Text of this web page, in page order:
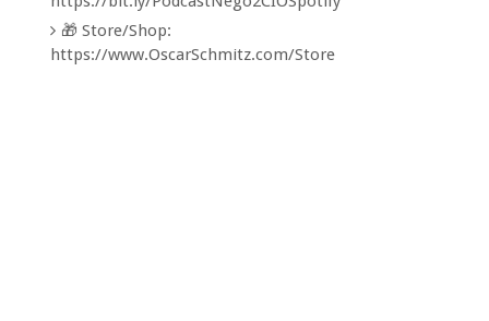
🎁 Store/Shop:
https://www.OscarSchmitz.com/Store